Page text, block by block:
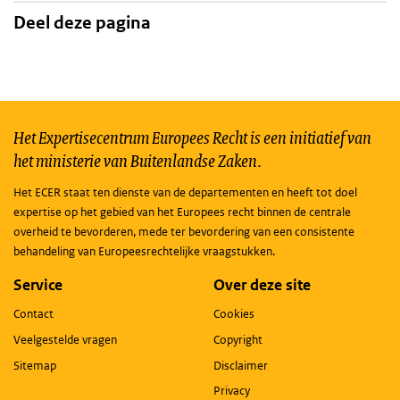
Deel deze pagina
Het Expertisecentrum Europees Recht is een initiatief van
het ministerie van Buitenlandse Zaken.
Het ECER staat ten dienste van de departementen en heeft tot doel
expertise op het gebied van het Europees recht binnen de centrale
overheid te bevorderen, mede ter bevordering van een consistente
behandeling van Europeesrechtelijke vraagstukken.
Service
Contact
Veelgestelde vragen
Sitemap
Over deze site
Cookies
Copyright
Disclaimer
Privacy